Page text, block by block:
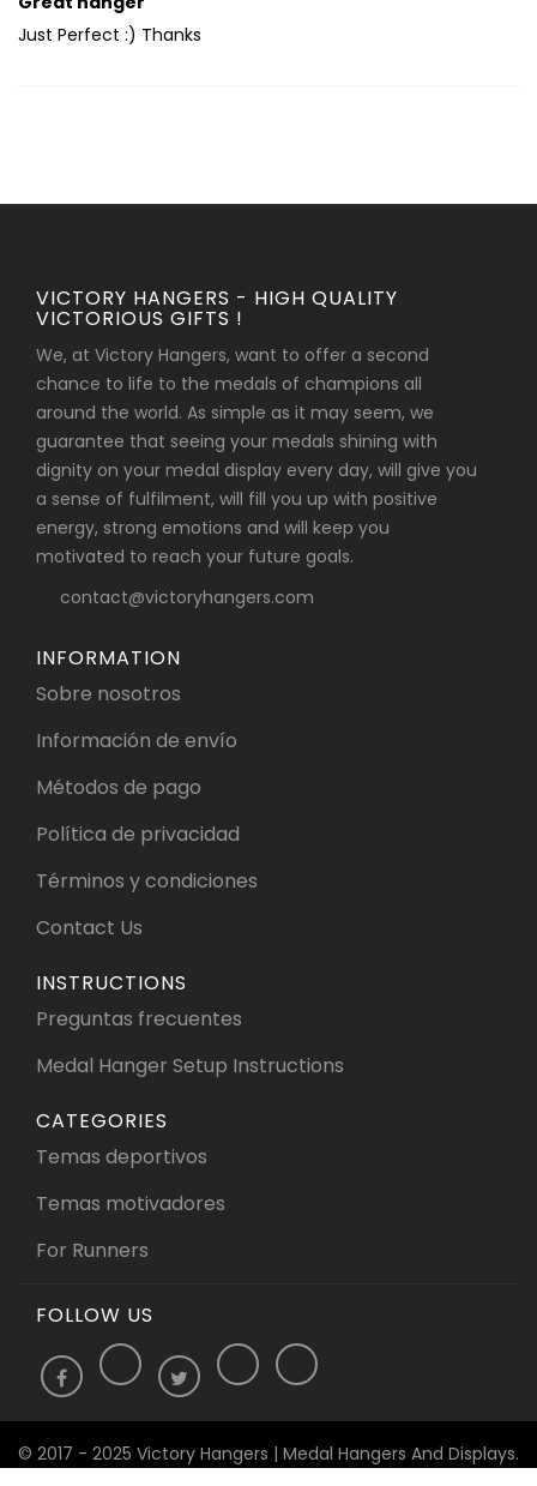
Just Perfect :) Thanks
VICTORY HANGERS - HIGH QUALITY
VICTORIOUS GIFTS !
We, at Victory Hangers, want to offer a second
chance to life to the medals of champions all
around the world. As simple as it may seem, we
guarantee that seeing your medals shining with
dignity on your medal display every day, will give you
a sense of fulfilment, will fill you up with positive
energy, strong emotions and will keep you
motivated to reach your future goals.
contact@victoryhangers.com
INFORMATION
Sobre nosotros
Información de envío
Métodos de pago
Política de privacidad
Términos y condiciones
Contact Us
INSTRUCTIONS
Preguntas frecuentes
Medal Hanger Setup Instructions
CATEGORIES
Temas deportivos
Temas motivadores
For Runners
FOLLOW US
© 2017 - 2025 Victory Hangers | Medal Hangers And Displays.